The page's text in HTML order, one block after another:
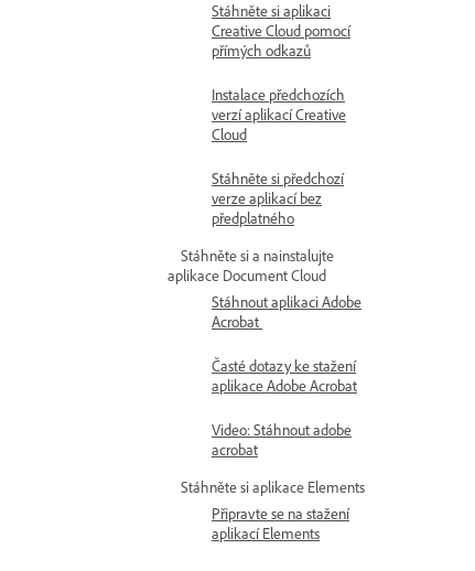
Stáhněte si aplikaci
Creative Cloud pomocí
přímých odkazů
Instalace předchozích
verzí aplikací Creative
Cloud
Stáhněte si předchozí
verze aplikací bez
předplatného
Stáhněte si a nainstalujte
aplikace Document Cloud
Stáhnout aplikaci Adobe
Acrobat
Časté dotazy ke stažení
aplikace Adobe Acrobat
Video: Stáhnout adobe
acrobat
Stáhněte si aplikace Elements
Připravte se na stažení
aplikací Elements